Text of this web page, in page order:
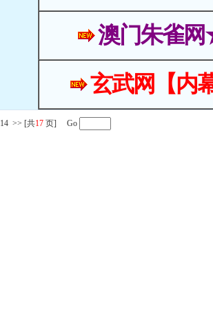
澳门朱雀
玄武网【内
14 >> [共17 页] Go